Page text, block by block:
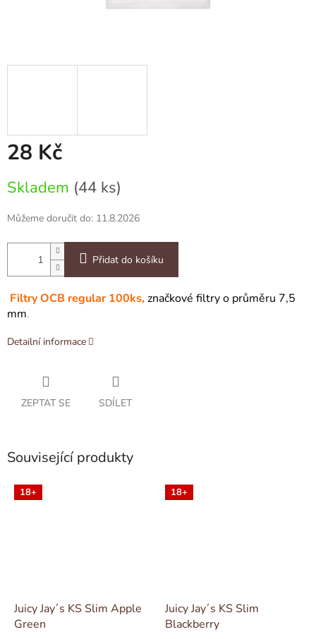
28 Kč
cena:
Skladem (44 ks)
Můžeme doručit do: 11.8.2026
Přidat do košíku
Filtry OCB regular 100ks,značkové filtry o průměru 7,5
mm.
Detailní informace
ZEPTAT SE SDÍLET
Související produkty
18+
Juicy Jay´s KS Slim Apple
Green
18+
Juicy Jay´s KS Slim
Blackberry